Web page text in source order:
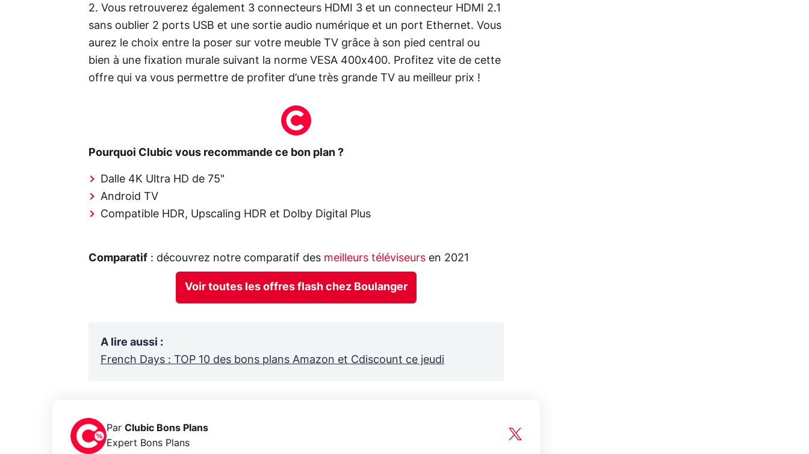
2. Vous retrouverez également 3 connecteurs HDMI 3 et un connecteur HDMI 2.1
sans oublier 2 ports USB et une sortie audio numérique et un port Ethernet. Vous
aurez le choix entre la poser sur votre meuble TV grâce à son pied central ou
bien à une fixation murale suivant la norme VESA 400x400. Profitez vite de cette
offre qui va vous permettre de profiter d’une très grande TV au meilleur prix !
Pourquoi Clubic vous recommande ce bon plan ?
Dalle 4K Ultra HD de 75"
Android TV
Compatible HDR, Upscaling HDR et Dolby Digital Plus
Comparatif : découvrez notre comparatif des meilleurs téléviseurs en 2021
Voir toutes les offres flash chez Boulanger
A lire aussi :
French Days : TOP 10 des bons plans Amazon et Cdiscount ce jeudi
Par Clubic Bons Plans
Expert Bons Plans